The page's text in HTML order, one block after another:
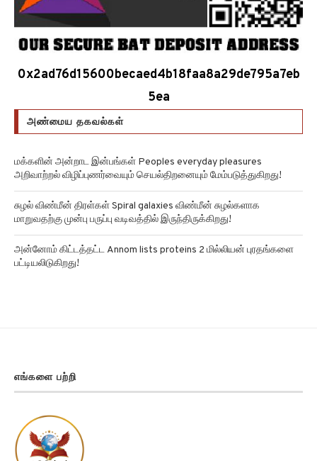
0x2ad76d15600becaed4b18faa8a29de795a7eb
5ea
அண்மைய தகவல்கள்
மக்களின் அன்றாட இன்பங்கள் Peoples everyday pleasures
அறிவாற்றல் விழிப்புணர்வையும் செயல்திறனையும் மேம்படுத்துகிறது!
சுழல் விண்மீன் திரள்கள் Spiral galaxies விண்மீன் சுழல்களாக
மாறுவதற்கு முன்பு பருப்பு வடிவத்தில் இருந்திருக்கிறது!
அன்னோம் கிட்டத்தட்ட Annom lists proteins 2 மில்லியன் புரதங்களை
பட்டியலிடுகிறது!
எங்களை பற்றி